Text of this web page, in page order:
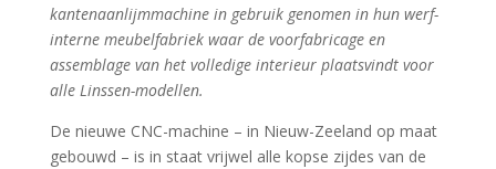
kantenaanlijmmachine in gebruik genomen in hun werf-
interne meubelfabriek waar de voorfabricage en
assemblage van het volledige interieur plaatsvindt voor
alle Linssen-modellen.
De nieuwe CNC-machine – in Nieuw-Zeeland op maat
gebouwd – is in staat vrijwel alle kopse zijdes van de